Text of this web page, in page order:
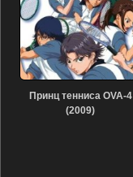
Принц тенниса OVA-4
(2009)